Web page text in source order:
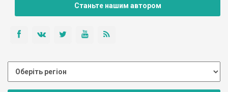
Станьте нашим автором